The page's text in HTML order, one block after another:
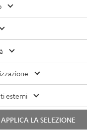
esterni
APPLICA LA SELEZIONE